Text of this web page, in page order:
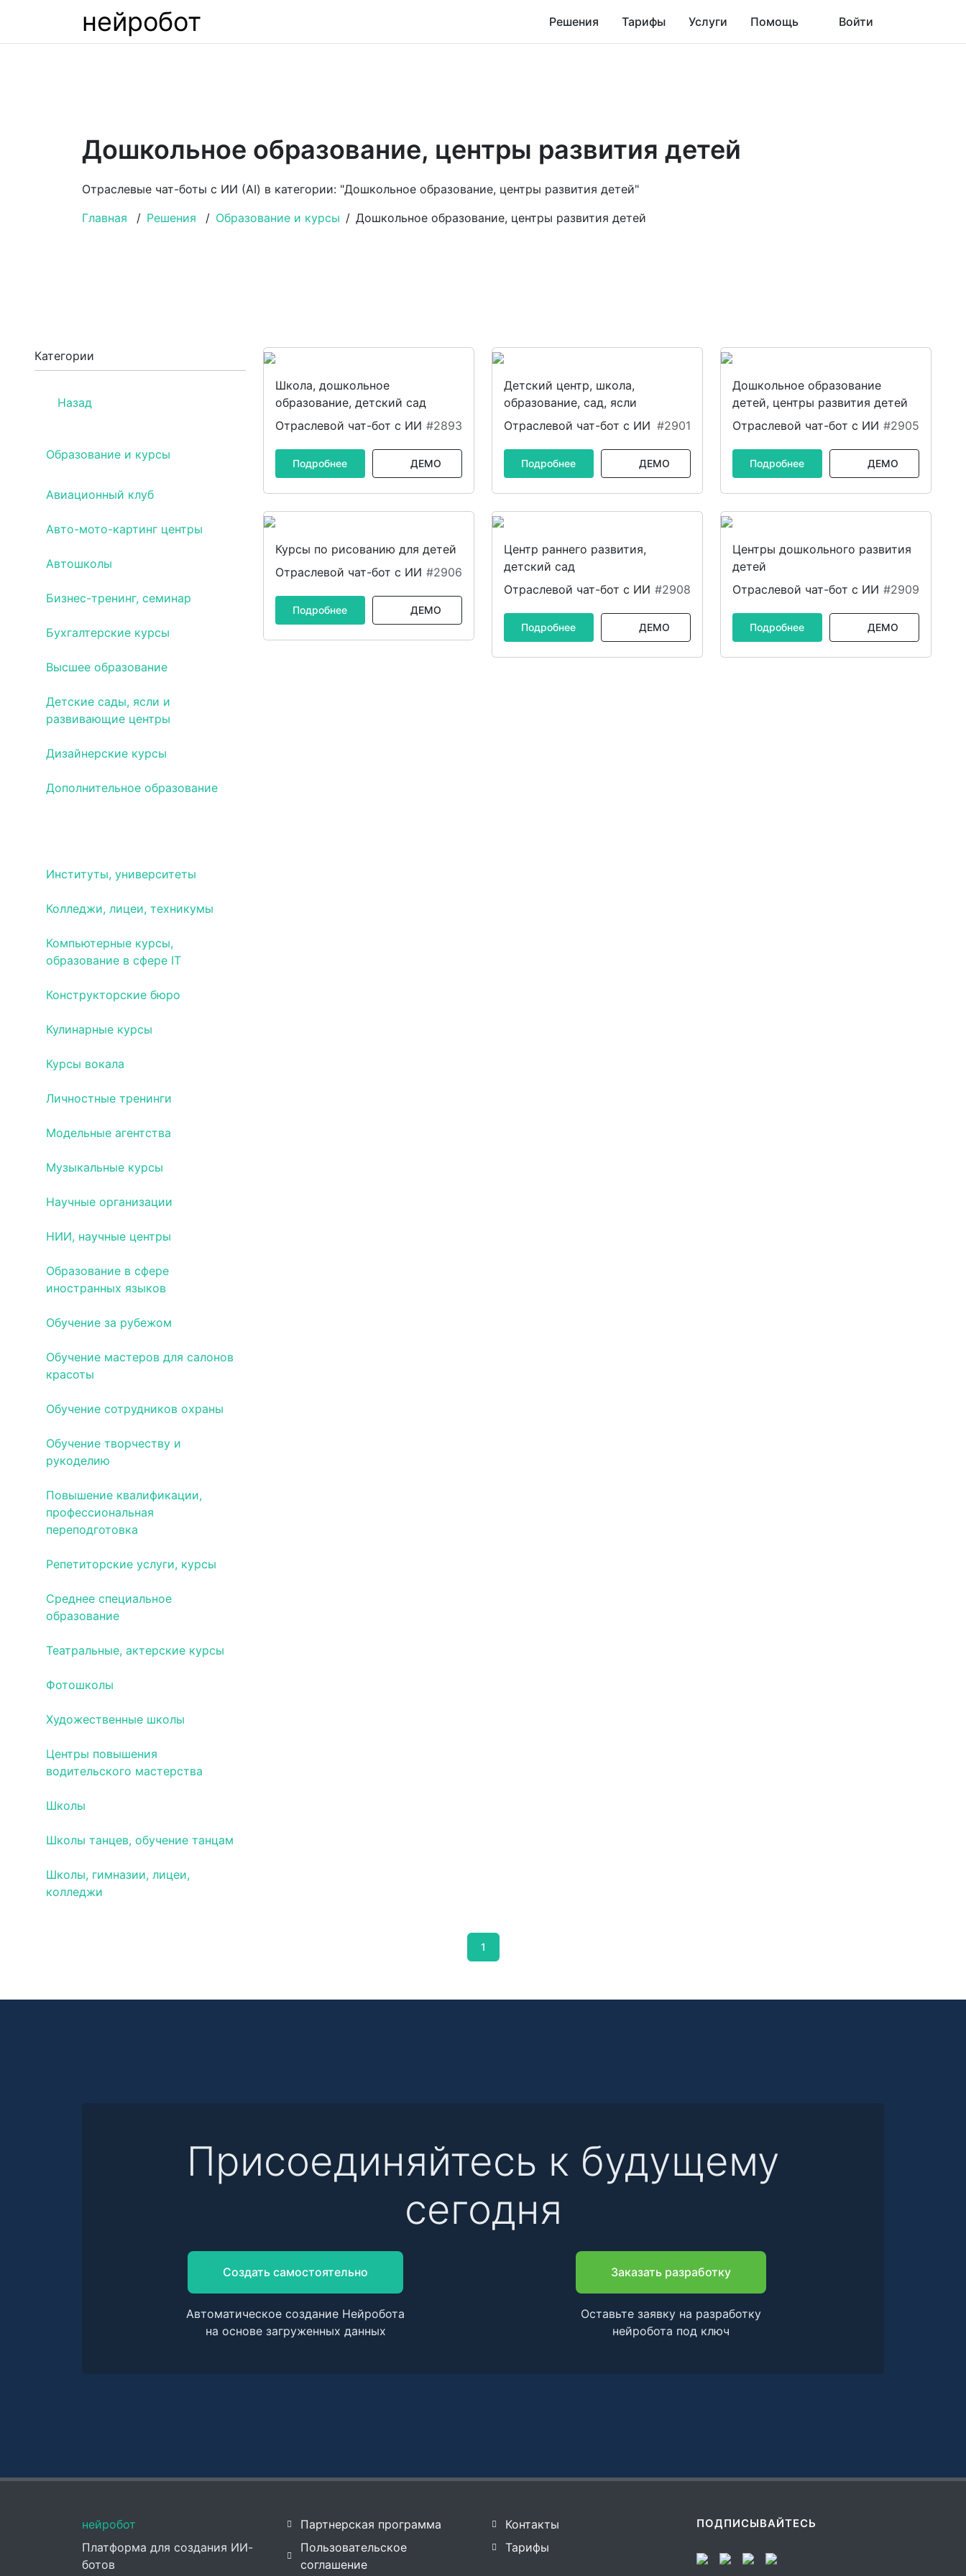
нейробот Решения Тарифы Услуги Помощь Войти
Дошкольное образование, центры развития детей
Отраслевые чат-боты с ИИ (AI) в категории: "Дошкольное образование, центры развития детей"
Главная
/ Решения / Образование и курсы / Дошкольное образование, центры развития детей
Категории
Назад
Образование и курсы
Авиационный клуб
Авто-мото-картинг центры
Автошколы
Бизнес-тренинг, семинар
Бухгалтерские курсы
Высшее образование
Детские сады, ясли и
развивающие центры
Дизайнерские курсы
Дополнительное образование
Институты, университеты
Колледжи, лицеи, техникумы
Компьютерные курсы,
образование в сфере IT
Конструкторские бюро
Кулинарные курсы
Курсы вокала
Личностные тренинги
Модельные агентства
Музыкальные курсы
Научные организации
НИИ, научные центры
Образование в сфере
иностранных языков
Обучение за рубежом
Обучение мастеров для салонов
красоты
Обучение сотрудников охраны
Обучение творчеству и
рукоделию
Повышение квалификации,
профессиональная
переподготовка
Репетиторские услуги, курсы
Среднее специальное
образование
Театральные, актерские курсы
Фотошколы
Художественные школы
Центры повышения
водительского мастерства
Школы
Школы танцев, обучение танцам
Школы, гимназии, лицеи,
колледжи
Школа, дошкольное
образование, детский сад
Отраслевой чат-бот с ИИ #2893
Подробнее ДЕМО
Детский центр, школа,
образование, сад, ясли
Отраслевой чат-бот с ИИ #2901
Подробнее ДЕМО
Дошкольное образование
детей, центры развития детей
Отраслевой чат-бот с ИИ #2905
Подробнее ДЕМО
Курсы по рисованию для детей
Отраслевой чат-бот с ИИ #2906
Подробнее ДЕМО
Центр раннего развития,
детский сад
Отраслевой чат-бот с ИИ #2908
Подробнее ДЕМО
Центры дошкольного развития
детей
Отраслевой чат-бот с ИИ #2909
Подробнее ДЕМО
1
Присоединяйтесь к будущему
сегодня
Создать самостоятельно
Автоматическое создание Нейробота
на основе загруженных данных
Заказать разработку
Оставьте заявку на разработку
нейробота под ключ
нейробот
Платформа для создания ИИ-
ботов
Партнерская программа
Пользовательское
соглашение
Контакты
Тарифы
ПОДПИСЫВАЙТЕСЬ